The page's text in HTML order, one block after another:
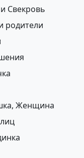
Свекровь
родители
Женщина